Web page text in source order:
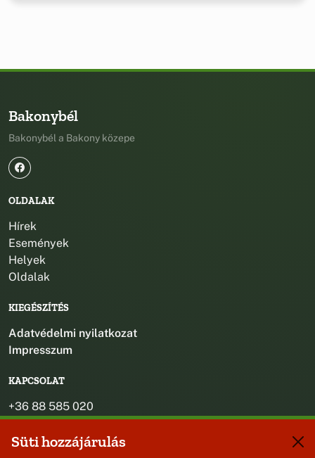
Bakonybél
Bakonybél a Bakony közepe
OLDALAK
Hírek
Események
Helyek
Oldalak
KIEGÉSZÍTÉS
Adatvédelmi nyilatkozat
Impresszum
KAPCSOLAT
+36 88 585 020
+36 30 442 8024
titkarsag@bakonybel.hu
Süti hozzájárulás